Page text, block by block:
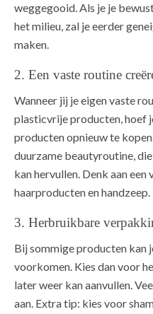
weggegooid. Als je je
het milieu, zal je eerder
maken.
2. Een vaste routine
Wanneer jij je eigen vaste
plasticvrije producten, hoef
producten opnieuw te
duurzame beautyroutine,
kan hervullen. Denk aan
haarproducten en handzeep.
3. Herbruikbare
Bij sommige producten kan
voorkomen. Kies dan voor
later weer kan aanvullen.
aan. Extra tip: kies voor